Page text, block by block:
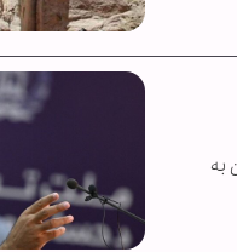
به